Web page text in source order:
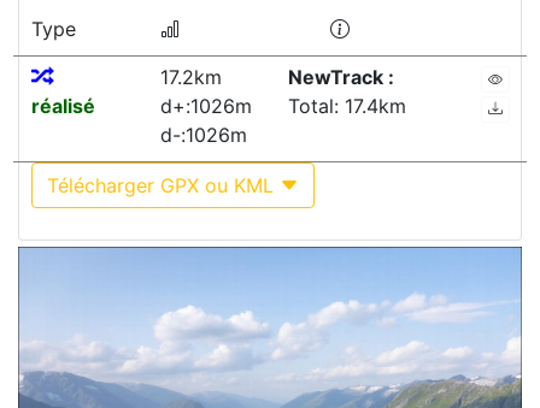
Type
réalisé
17.2km
d+:1026m
d-:1026m
NewTrack :
Total: 17.4km
Télécharger GPX ou KML